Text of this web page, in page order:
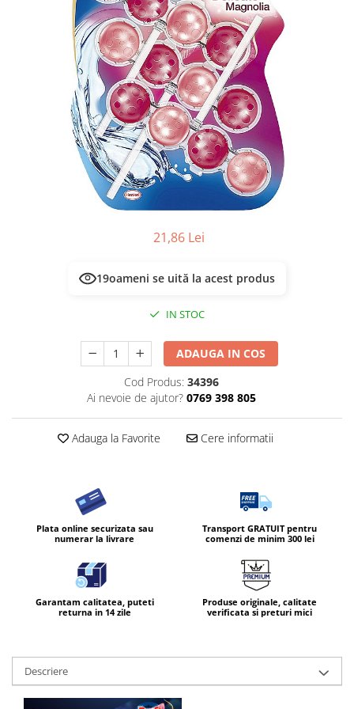
Masca & Gel de par
Vopsea de par
Servetele Umede & Uscate
21,86 Lei
19oameni se uită la acest produs
IN STOC
ADAUGA IN COS
Cod Produs: 34396
Ai nevoie de ajutor? 0769 398 805
Adauga la Favorite Cere informatii
Plata online securizata sau
numerar la livrare
Transport GRATUIT pentru
comenzi de minim 300 lei
Garantam calitatea, puteti
returna in 14 zile
Produse originale, calitate
verificata si preturi mici
Descriere